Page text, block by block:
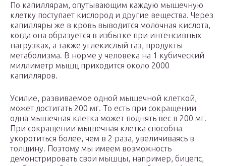
По капиллярам, опутывающим каждую мышечную
клетку поступает кислород и другие вещества. Через
капилляры же в кровь выводится молочная кислота,
когда она образуется в избытке при интенсивных
нагрузках, а также углекислый газ, продукты
метаболизма. В норме у человека на 1 кубический
миллиметр мышц приходится около 2000
капилляров.
Усилие, развиваемое одной мышечной клеткой,
может достигать 200 мг. То есть при сокращении
одна мышечная клетка может поднять вес в 200 мг.
При сокращении мышечная клетка способна
укоротиться более, чем в 2 раза, увеличиваясь в
толщину. Поэтому мы имеем возможность
демонстрировать свои мышцы, например, бицепс,